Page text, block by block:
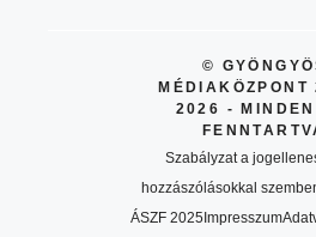
©
MÉDIAKÖZPONT
2026 - MINDEN
Szabályzat a
hozzászólásokkal
ÁSZF 2025Impresszum